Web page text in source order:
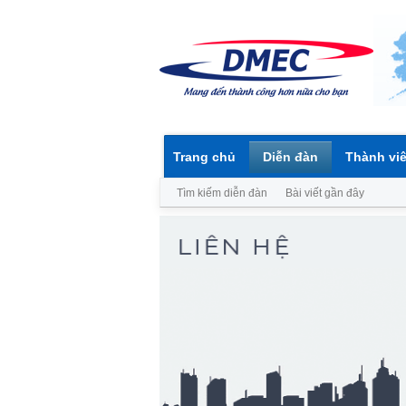
Trang chủ Diễn đàn
Tìm kiếm diễn đàn Bài viết gần đây
Thành